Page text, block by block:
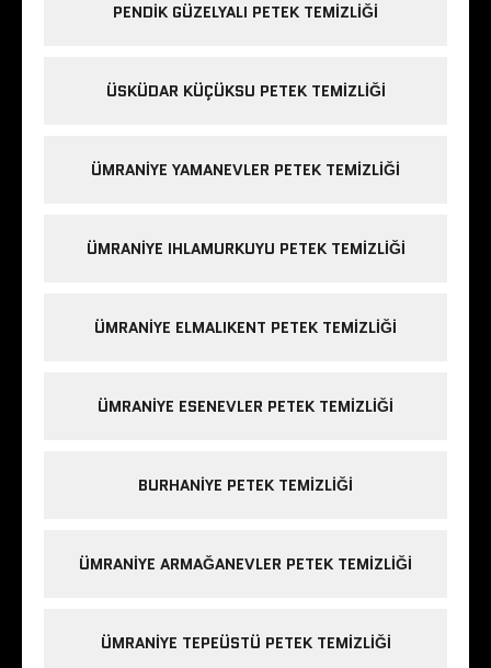
PENDIK GÜZELYALI PETEK TEMIZLIĞI
ÜSKÜDAR KÜÇÜKSU PETEK TEMIZLIĞI
ÜMRANIYE YAMANEVLER PETEK TEMIZLIĞI
ÜMRANIYE IHLAMURKUYU PETEK TEMIZLIĞI
ÜMRANIYE ELMALIKENT PETEK TEMIZLIĞI
ÜMRANIYE ESENEVLER PETEK TEMIZLIĞI
BURHANIYE PETEK TEMIZLIĞI
ÜMRANIYE ARMAĞANEVLER PETEK TEMIZLIĞI
ÜMRANIYE TEPEÜSTÜ PETEK TEMIZLIĞI